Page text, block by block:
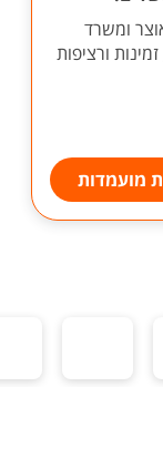
ומשרד
ורציפות
מועמדות